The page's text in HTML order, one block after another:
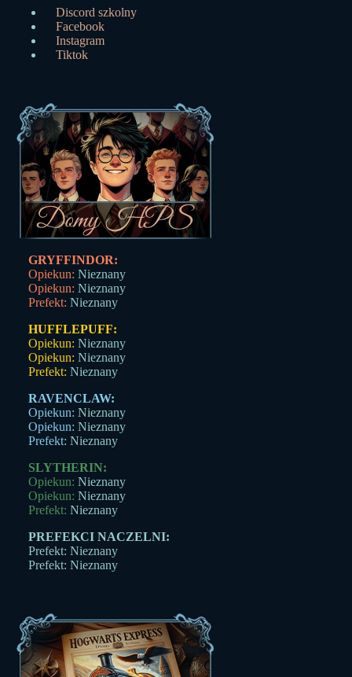
Discord szkolny
Facebook
Instagram
Tiktok
GRYFFINDOR:
Opiekun: Nieznany
Opiekun: Nieznany
Prefekt: Nieznany
HUFFLEPUFF:
Opiekun: Nieznany
Opiekun: Nieznany
Prefekt: Nieznany
RAVENCLAW:
Opiekun: Nieznany
Opiekun: Nieznany
Prefekt: Nieznany
SLYTHERIN:
Opiekun: Nieznany
Opiekun: Nieznany
Prefekt: Nieznany
PREFEKCI NACZELNI:
Prefekt: Nieznany
Prefekt: Nieznany